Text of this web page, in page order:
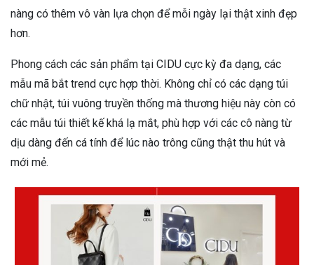
nàng có thêm vô vàn lựa chọn để mỗi ngày lại thật xinh đẹp
hơn.
Phong cách các sản phẩm tại CIDU cực kỳ đa dạng, các
mẫu mã bắt trend cực hợp thời. Không chỉ có các dạng túi
chữ nhật, túi vuông truyền thống mà thương hiệu này còn có
các mẫu túi thiết kế khá lạ mắt, phù hợp với các cô nàng từ
dịu dàng đến cá tính để lúc nào trông cũng thật thu hút và
mới mẻ.